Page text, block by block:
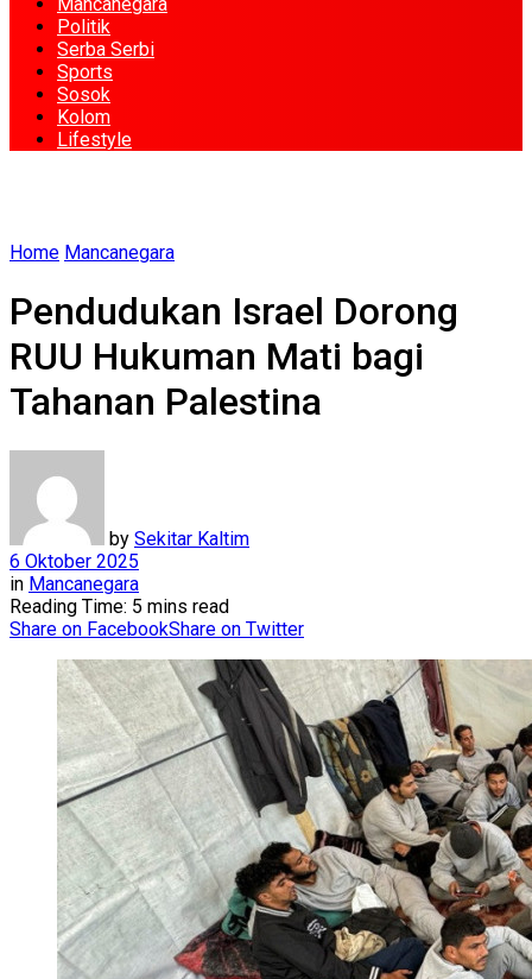
Politik
Serba Serbi
Sports
Sosok
Kolom
Lifestyle
Home Mancanegara
Pendudukan Israel Dorong
RUU Hukuman Mati bagi
Tahanan Palestina
by Sekitar Kaltim
6 Oktober 2025
in Mancanegara
Reading Time: 5 mins read
Share on FacebookShare on Twitter